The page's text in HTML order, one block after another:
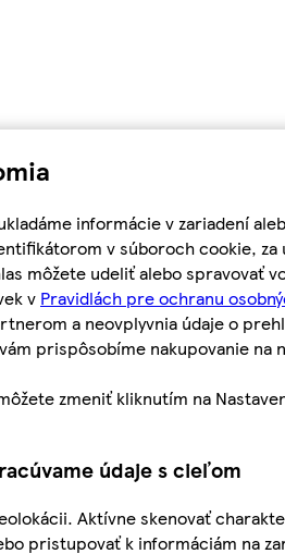
informácie v zariadení
v súboroch cookie,
môžete udeliť alebo spravovať
v Pravidlách pre ochranu
a neovplyvnia údaje o
prispôsobíme nakupovanie na
zmeniť kliknutím na
údaje s cieľom
Aktívne skenovať
pristupovať k informáciám na